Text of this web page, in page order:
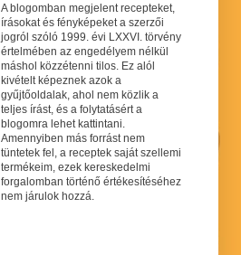
A blogomban megjelent recepteket,
írásokat és fényképeket a szerzői
jogról szóló 1999. évi LXXVI. törvény
értelmében az engedélyem nélkül
máshol közzétenni tilos. Ez alól
kivételt képeznek azok a
gyűjtőoldalak, ahol nem közlik a
teljes írást, és a folytatásért a
blogomra lehet kattintani.
Amennyiben más forrást nem
tüntetek fel, a receptek saját szellemi
termékeim, ezek kereskedelmi
forgalomban történő értékesítéséhez
nem járulok hozzá.